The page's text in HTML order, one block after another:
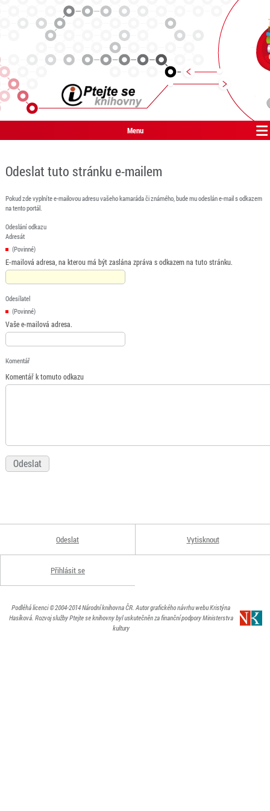
Menu
Odeslat tuto stránku e-mailem
Pokud zde vyplníte e-mailovou adresu vašeho kamaráda či známého, bude mu odeslán e-mail s odkazem
na tento portál.
Odeslání odkazu
Adresát
(Povinné)
E-mailová adresa, na kterou má být zaslána zpráva s odkazem na tuto stránku.
Odesílatel
(Povinné)
Vaše e-mailová adresa.
Komentář
Komentář k tomuto odkazu
Odeslat Vytisknout
Přihlásit se
Podléhá licenci© 2004-2014Národní knihovna ČR. Autor grafického návrhu webu Kristýna
Hasíková. Rozvoj služby Ptejte se knihovny byl uskutečněn za finanční podpory Ministerstva
kultury